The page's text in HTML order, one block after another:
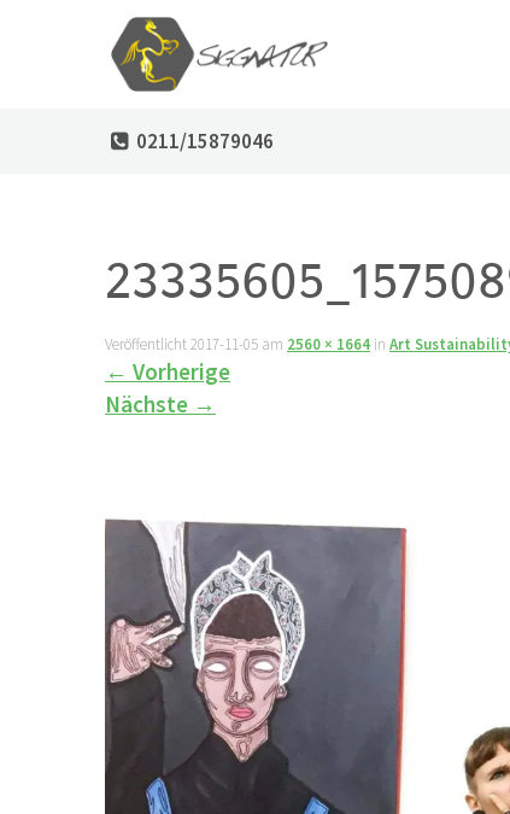
0211/15879046
Veröffentlicht2017-11-05 am 2560 × 1664 in Art
← Vorherige
Nächste →